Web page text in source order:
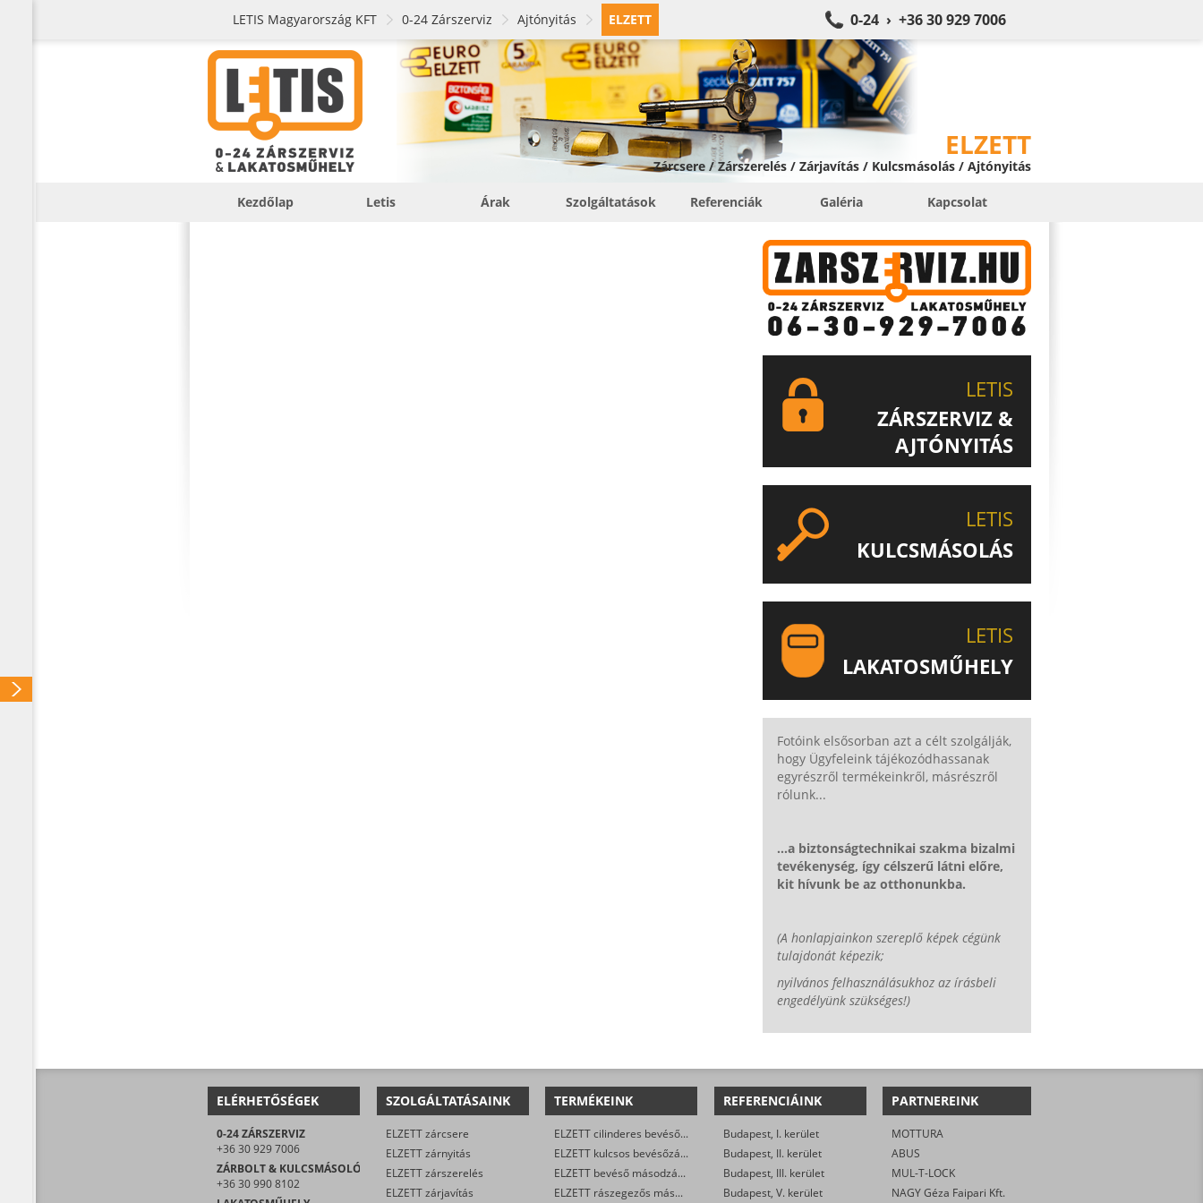
LETIS Magyarország KFT 0-24 Zárszerviz Ajtónyitás ELZETT 0-24 › +36 30 929 7006
ELZETT
Zárcsere / Zárszerelés / Zárjavítás / Kulcsmásolás / Ajtónyitás
Kezdőlap Letis Árak Szolgáltatások Referenciák Galéria Kapcsolat
LETIS
ZÁRSZERVIZ &
AJTÓNYITÁS
ISMERJE MEG EGYEDÜLÁLLÓ
SZOLGÁLTATÁSUNKAT!
LETIS
KULCSMÁSOLÁS
LETIS
LAKATOSMŰHELY
Fotóink elsősorban azt a célt szolgálják,
hogy Ügyfeleink tájékozódhassanak
egyrészről termékeinkről, másrészről
rólunk...
...a biztonságtechnikai szakma bizalmi
tevékenység, így célszerű látni előre,
kit hívunk be az otthonunkba.
(A honlapjainkon szereplő képek cégünk
tulajdonát képezik;
nyilvános felhasználásukhoz az írásbeli
engedélyünk szükséges!)
ELÉRHETŐSÉGEK
0-24 ZÁRSZERVIZ
+36 30 929 7006
ZÁRBOLT & KULCSMÁSOLÓ
+36 30 990 8102
SZOLGÁLTATÁSAINK
ELZETT zárcsere
ELZETT zárnyitás
ELZETT zárszerelés
ELZETT zárjavítás
TERMÉKEINK
ELZETT cilinderes bevéső-zárak
ELZETT kulcsos bevésőzárak
ELZETT bevéső másodzárak
ELZETT rászegezős másodzárak
REFERENCIÁINK
Budapest, I. kerület
Budapest, II. kerület
Budapest, III. kerület
Budapest, V. kerület
PARTNEREINK
MOTTURA
ABUS
MUL-T-LOCK
NAGY Géza Faipari Kft.